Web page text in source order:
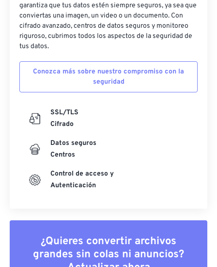
garantiza que tus datos estén siempre seguros, ya sea que
conviertas una imagen, un video o un documento. Con
cifrado avanzado, centros de datos seguros y monitoreo
riguroso, cubrimos todos los aspectos de la seguridad de
tus datos.
Conozca más sobre nuestro compromiso con la
seguridad
SSL/TLS
Cifrado
Datos seguros
Centros
Control de acceso y
Autenticación
¿Quieres convertir archivos
grandes sin colas ni anuncios?